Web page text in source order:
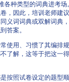
各种类型的词典进考
，因此，培训老师建
义词词典或双解词典
答案。
用、习惯了其编排
了解，这等于把这一
照试卷设定的题型